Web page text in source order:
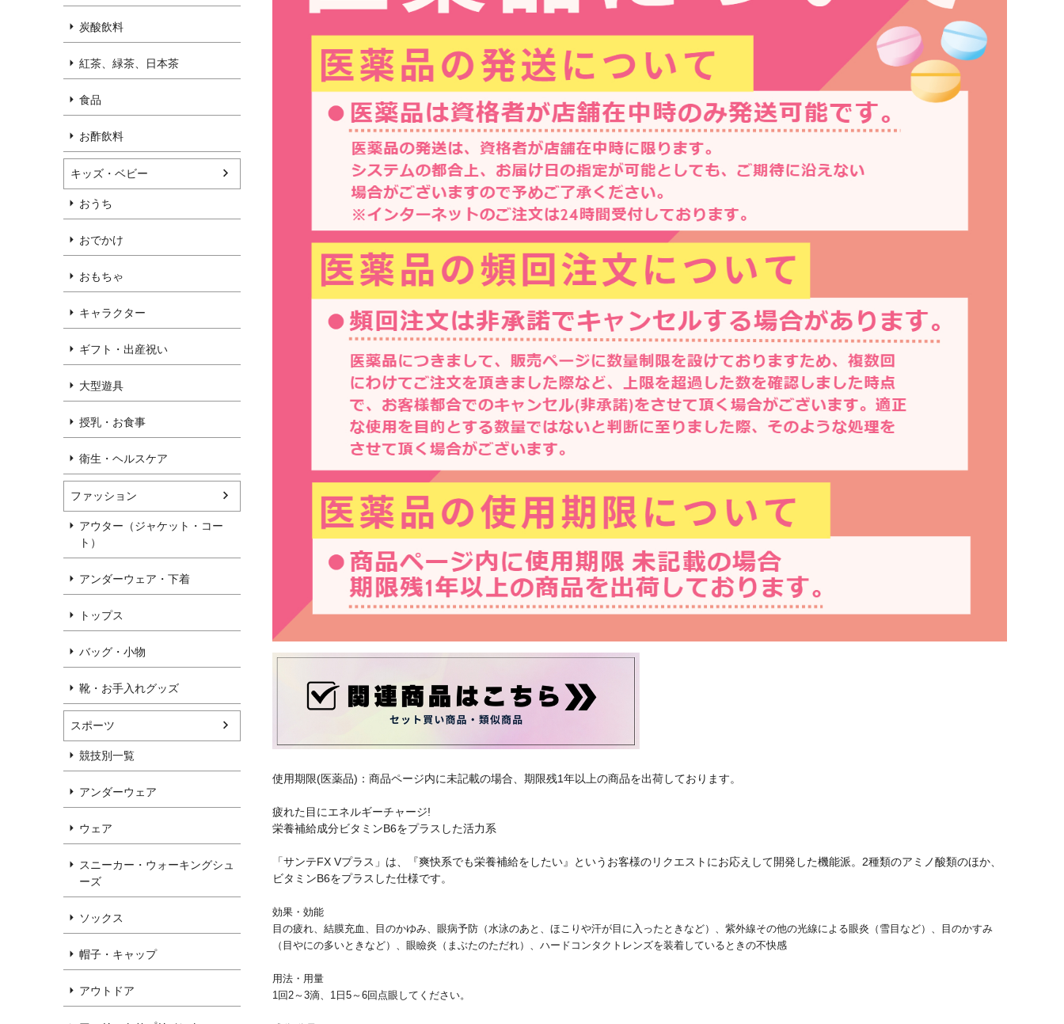
炭酸飲料
紅茶、緑茶、日本茶
食品
お酢飲料
キッズ・ベビー
おうち
おでかけ
おもちゃ
キャラクター
ギフト・出産祝い
大型遊具
授乳・お食事
衛生・ヘルスケア
ファッション
アウター（ジャケット・コー
ト）
アンダーウェア・下着
トップス
バッグ・小物
靴・お手入れグッズ
スポーツ
競技別一覧
アンダーウェア
ウェア
スニーカー・ウォーキングシュ
ーズ
ソックス
帽子・キャップ
アウトドア
使用期限(医薬品)：商品ページ内に未記載の場合、期限残1年以上の商品を出荷しております。
疲れた目にエネルギーチャージ!
栄養補給成分ビタミンB6をプラスした活力系
「サンテFX Vプラス」は、『爽快系でも栄養補給をしたい』というお客様のリクエストにお応えして開発した機能派。2種類のアミノ酸類のほか、
ビタミンB6をプラスした仕様です。
効果・効能
目の疲れ、結膜充血、目のかゆみ、眼病予防（水泳のあと、ほこりや汗が目に入ったときなど）、紫外線その他の光線による眼炎（雪目など）、目のかすみ
（目やにの多いときなど）、眼瞼炎（まぶたのただれ）、ハードコンタクトレンズを装着しているときの不快感
用法・用量
1回2～3滴、1日5～6回点眼してください。